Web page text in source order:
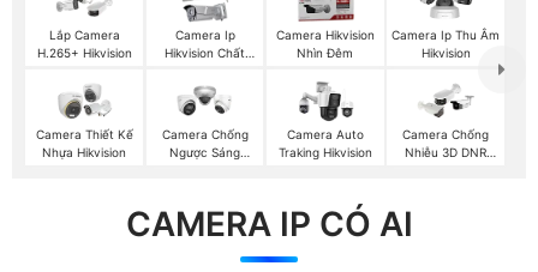
Lắp Camera
H.265+ Hikvision
Camera Ip
Hikvision Chất
Camera Hikvision
Nhìn Đêm
Camera Ip Thu Âm
Hikvision
Camera Thiết Kế
Nhựa Hikvision
Camera Chống
Ngược Sáng
Camera Auto
Traking Hikvision
Camera Chống
Nhiễu 3D DNR
CAMERA IP CÓ AI